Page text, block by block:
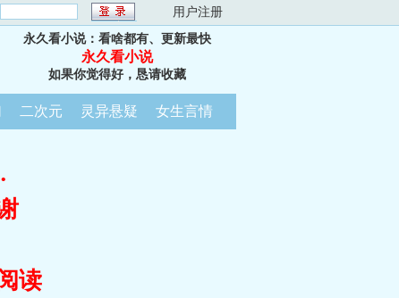
用户注册
永久看小说：看啥都有、更新最快
永久看小说
如果你觉得好，恳请收藏
二次元 灵异悬疑 女生言情
读